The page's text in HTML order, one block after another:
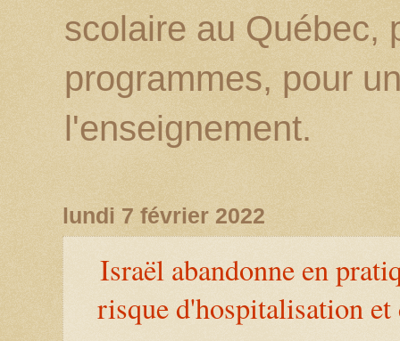
scolaire au Québec,
programmes, pour
l'enseignement.
lundi 7 février 2022
Israël abandonne en
risque d'hospitalisation et